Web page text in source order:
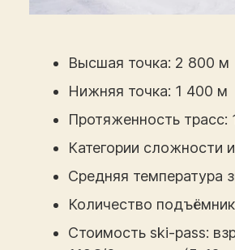
Высшая точка: 2 800 м
Нижняя точка: 1 400 м
Протяженность трасс:
Категории сложности
Средняя температура
Количество
Стоимость ski-pass: